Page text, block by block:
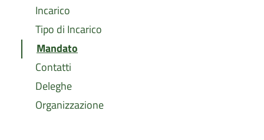
Incarico
Tipo di Incarico
Mandato
Contatti
Deleghe
Organizzazione